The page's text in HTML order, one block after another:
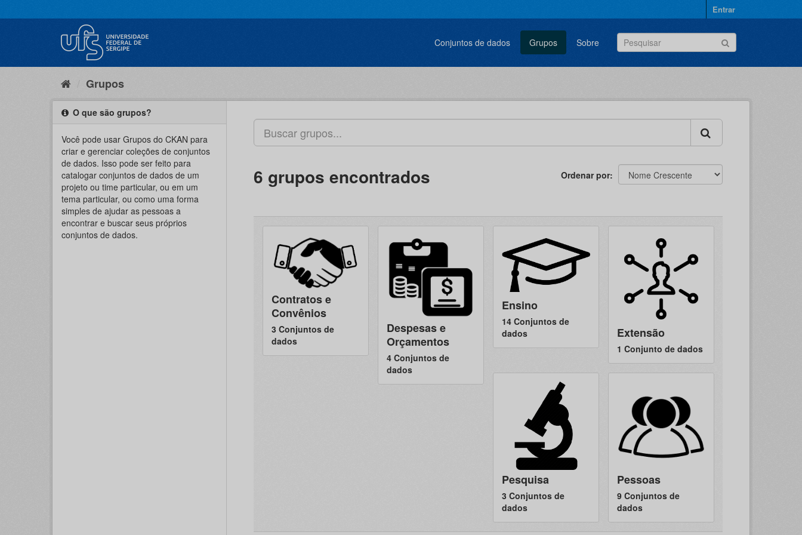
para
Entrar
Conjuntos de dados Grupos Sobre
Grupos
O que são grupos?
Você pode usar Grupos do CKAN para
criar e gerenciar coleções de conjuntos
de dados. Isso pode ser feito para
catalogar conjuntos de dados de um
projeto ou time particular, ou em um
tema particular, ou como uma forma
simples de ajudar as pessoas a
encontrar e buscar seus próprios
conjuntos de dados.
Ordenar por
6 grupos encontrados
Contratos e
Convênios
3 Conjuntos de
dados
Despesas e
Orçamentos
4 Conjuntos de
dados
Ensino
14 Conjuntos de
dados
Extensão
1 Conjunto de dados
Pesquisa
3 Conjuntos de
dados
Pessoas
9 Conjuntos de
dados